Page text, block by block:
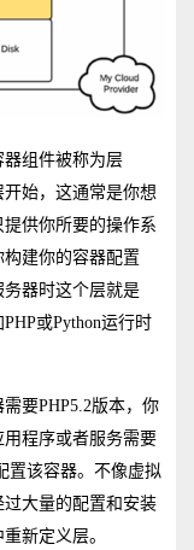
组件被称为层
始，这通常是你想
供你所要的操作系
建你的容器配置
器时这个层就是
或Python运行时
要PHP5.2版本，你
程序或者服务需要
置该容器。不像虚拟
大量的配置和安装
新定义层。